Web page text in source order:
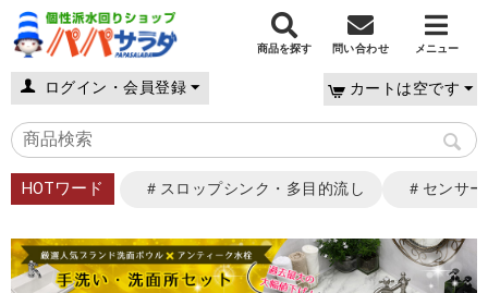
商品を探す 問い合わせ メニュー
ログイン・会員登録 カートは空です
HOTワード ＃スロップシンク・多目的流し ＃センサ